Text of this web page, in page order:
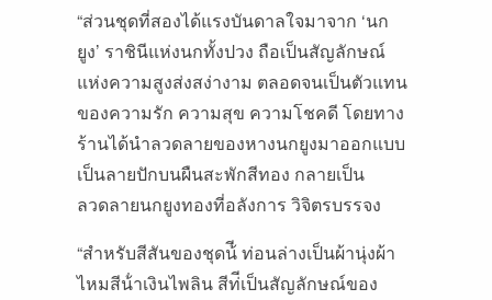
“ส่วนชุดที่สองได้แรงบันดาลใจมาจาก ‘นก
ยูง’ ราชินีแห่งนกทั้งปวง ถือเป็นสัญลักษณ์
แห่งความสูงส่งสง่างาม ตลอดจนเป็นตัวแทน
ของความรัก ความสุข ความโชคดี โดยทาง
ร้านได้นําลวดลายของหางนกยูงมาออกแบบ
เป็นลายปักบนผืนสะพักสีทอง กลายเป็น
ลวดลายนกยูงทองที่อลังการ วิจิตรบรรจง
“สําหรับสีสันของชุดน้ี ท่อนล่างเป็นผ้านุ่งผ้า
ไหมสีน้ําเงินไพลิน สีท่ีเป็นสัญลักษณ์ของ